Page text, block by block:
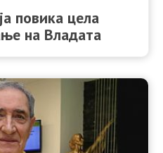
повика цела
на Владата